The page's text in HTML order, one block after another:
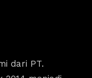
dari PT.